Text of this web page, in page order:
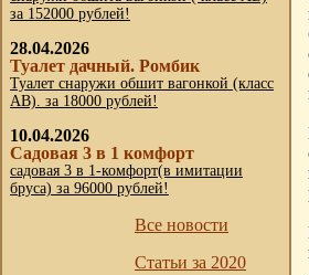
за 152000 рублей!
28.04.2026
Туалет дачный. Ромбик
Туалет снаружи обшит вагонкой (класс
АВ). за 18000 рублей!
10.04.2026
Садовая 3 в 1 комфорт
садовая 3 в 1-комфорт(в имитации
бруса) за 96000 рублей!
Все новости
Статьи за 2020